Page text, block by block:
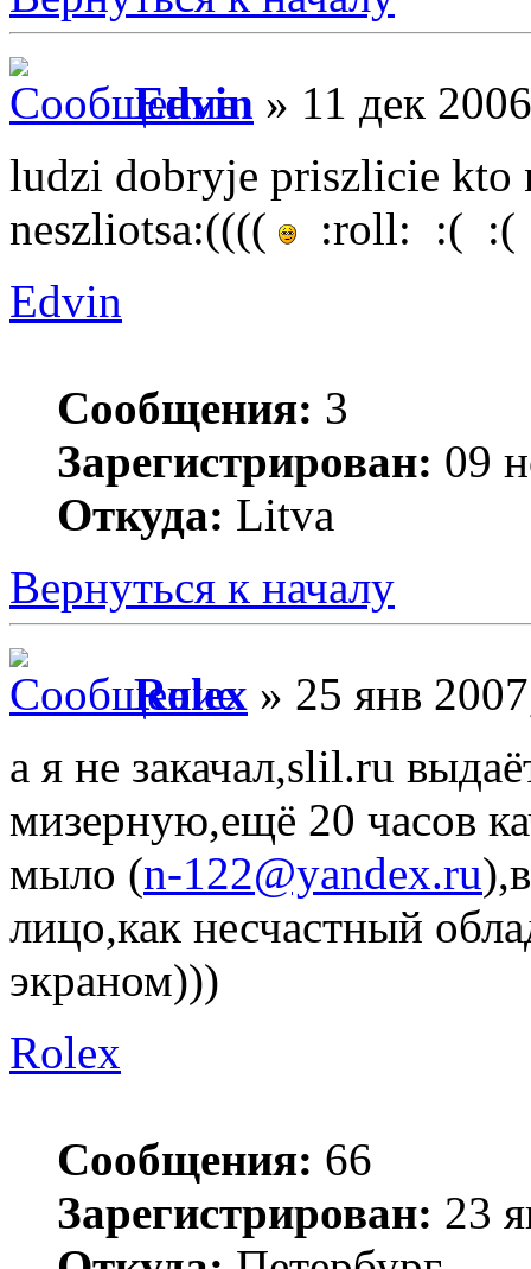
Edvin » 11 дек
ludzi dobryje priszlicie kto
neszliotsa:((((
:roll: :( :(
Edvin
Сообщения: 3
Зарегистрирован: 09
Откуда: Litva
Вернуться к началу
Rolex » 25 янв
а я не закачал,slil.ru
мизерную,ещё 20 часов
мыло (n-122@yandex.ru
лицо,как несчастный
экраном)))
Rolex
Сообщения: 66
Зарегистрирован: 23